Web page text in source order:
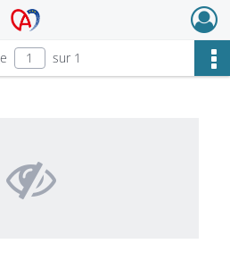
Alsace - Colmar
sur 1